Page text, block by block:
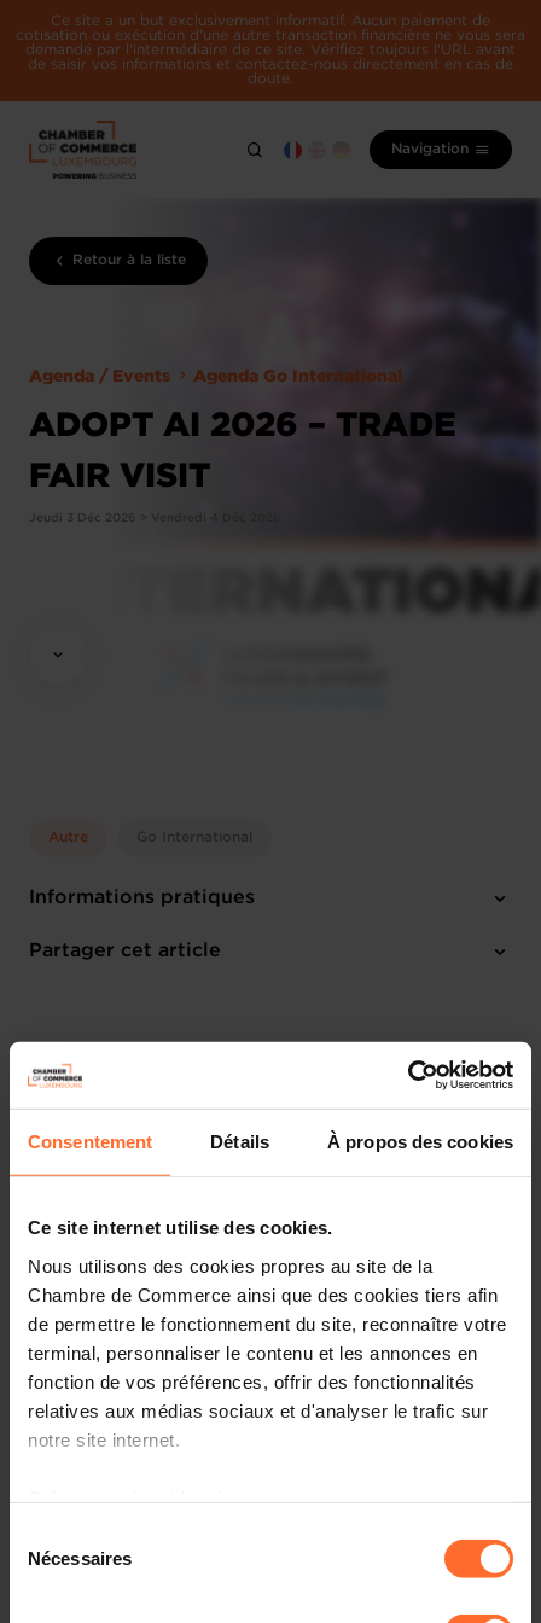
Consentement Détails À propos des cookies
Ce site internet utilise des cookies.
Nous utilisons des cookies propres au site de la
Chambre de Commerce ainsi que des cookies tiers afin
de permettre le fonctionnement du site, reconnaître votre
terminal, personnaliser le contenu et les annonces en
fonction de vos préférences, offrir des fonctionnalités
relatives aux médias sociaux et d'analyser le trafic sur
notre site internet.
à l’exception des cookies strictement nécessaires au
fonctionnement du site. Une description des différents
cookies est accessible sous l’onglet « Détails » ci-
Nécessaires
Ce site a un but exclusivement informatif. Aucun paiement de
cotisation ou exécution d'une autre transaction financière ne vous sera
demandé par l'intermédiaire de ce site. Vérifiez toujours l'URL avant
de saisir vos informations et contactez-nous directement en cas de
doute.
Navigation
Retour à la liste
Agenda / Events Agenda Go International
ADOPT AI 2026 – TRADE
FAIR VISIT
Jeudi 3 Déc 2026 > Vendredi 4 Déc 2026
Autre Go International
Informations pratiques
Jeudi 3 Déc 2026 > Vendredi 4 Déc 2026
Partager cet article
More information about Adopt AI can be found here.
Details about the trade fair visit will be available on this
your interest: